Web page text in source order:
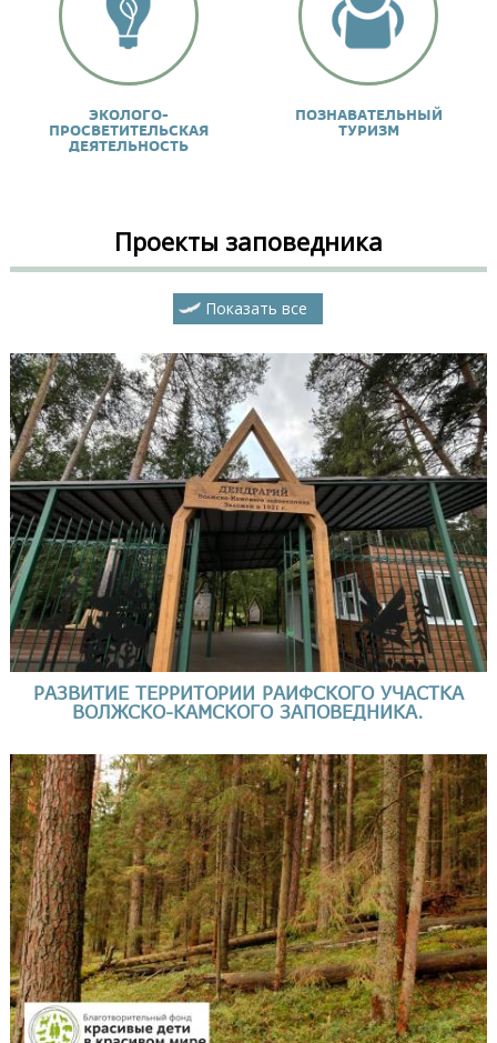
ЭКОЛОГО-
ПРОСВЕТИТЕЛЬСКАЯ
ДЕЯТЕЛЬНОСТЬ
ПОЗНАВАТЕЛЬНЫЙ
ТУРИЗМ
Проекты заповедника
Показать все
РАЗВИТИЕ ТЕРРИТОРИИ РАИФСКОГО УЧАСТКА
ВОЛЖСКО-КАМСКОГО ЗАПОВЕДНИКА.